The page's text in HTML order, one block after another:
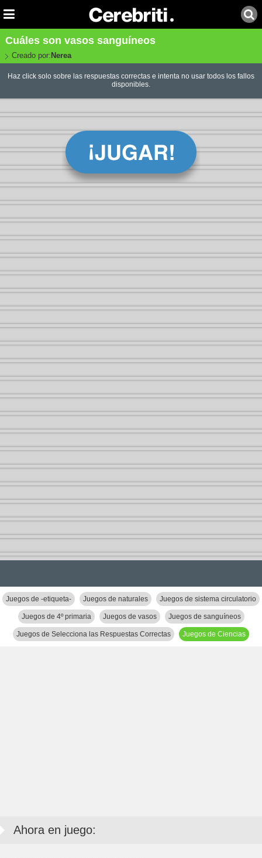
Cuáles son vasos sanguíneos
Creado por: Nerea
Haz click solo sobre las respuestas correctas e intenta no usar todos los fallos
disponibles.
Juegos de -etiqueta- Juegos de naturales Juegos de sistema circulatorio
Juegos de 4º primaria Juegos de vasos Juegos de sanguíneos
Juegos de Selecciona las Respuestas Correctas Juegos de Ciencias
Ahora en juego: